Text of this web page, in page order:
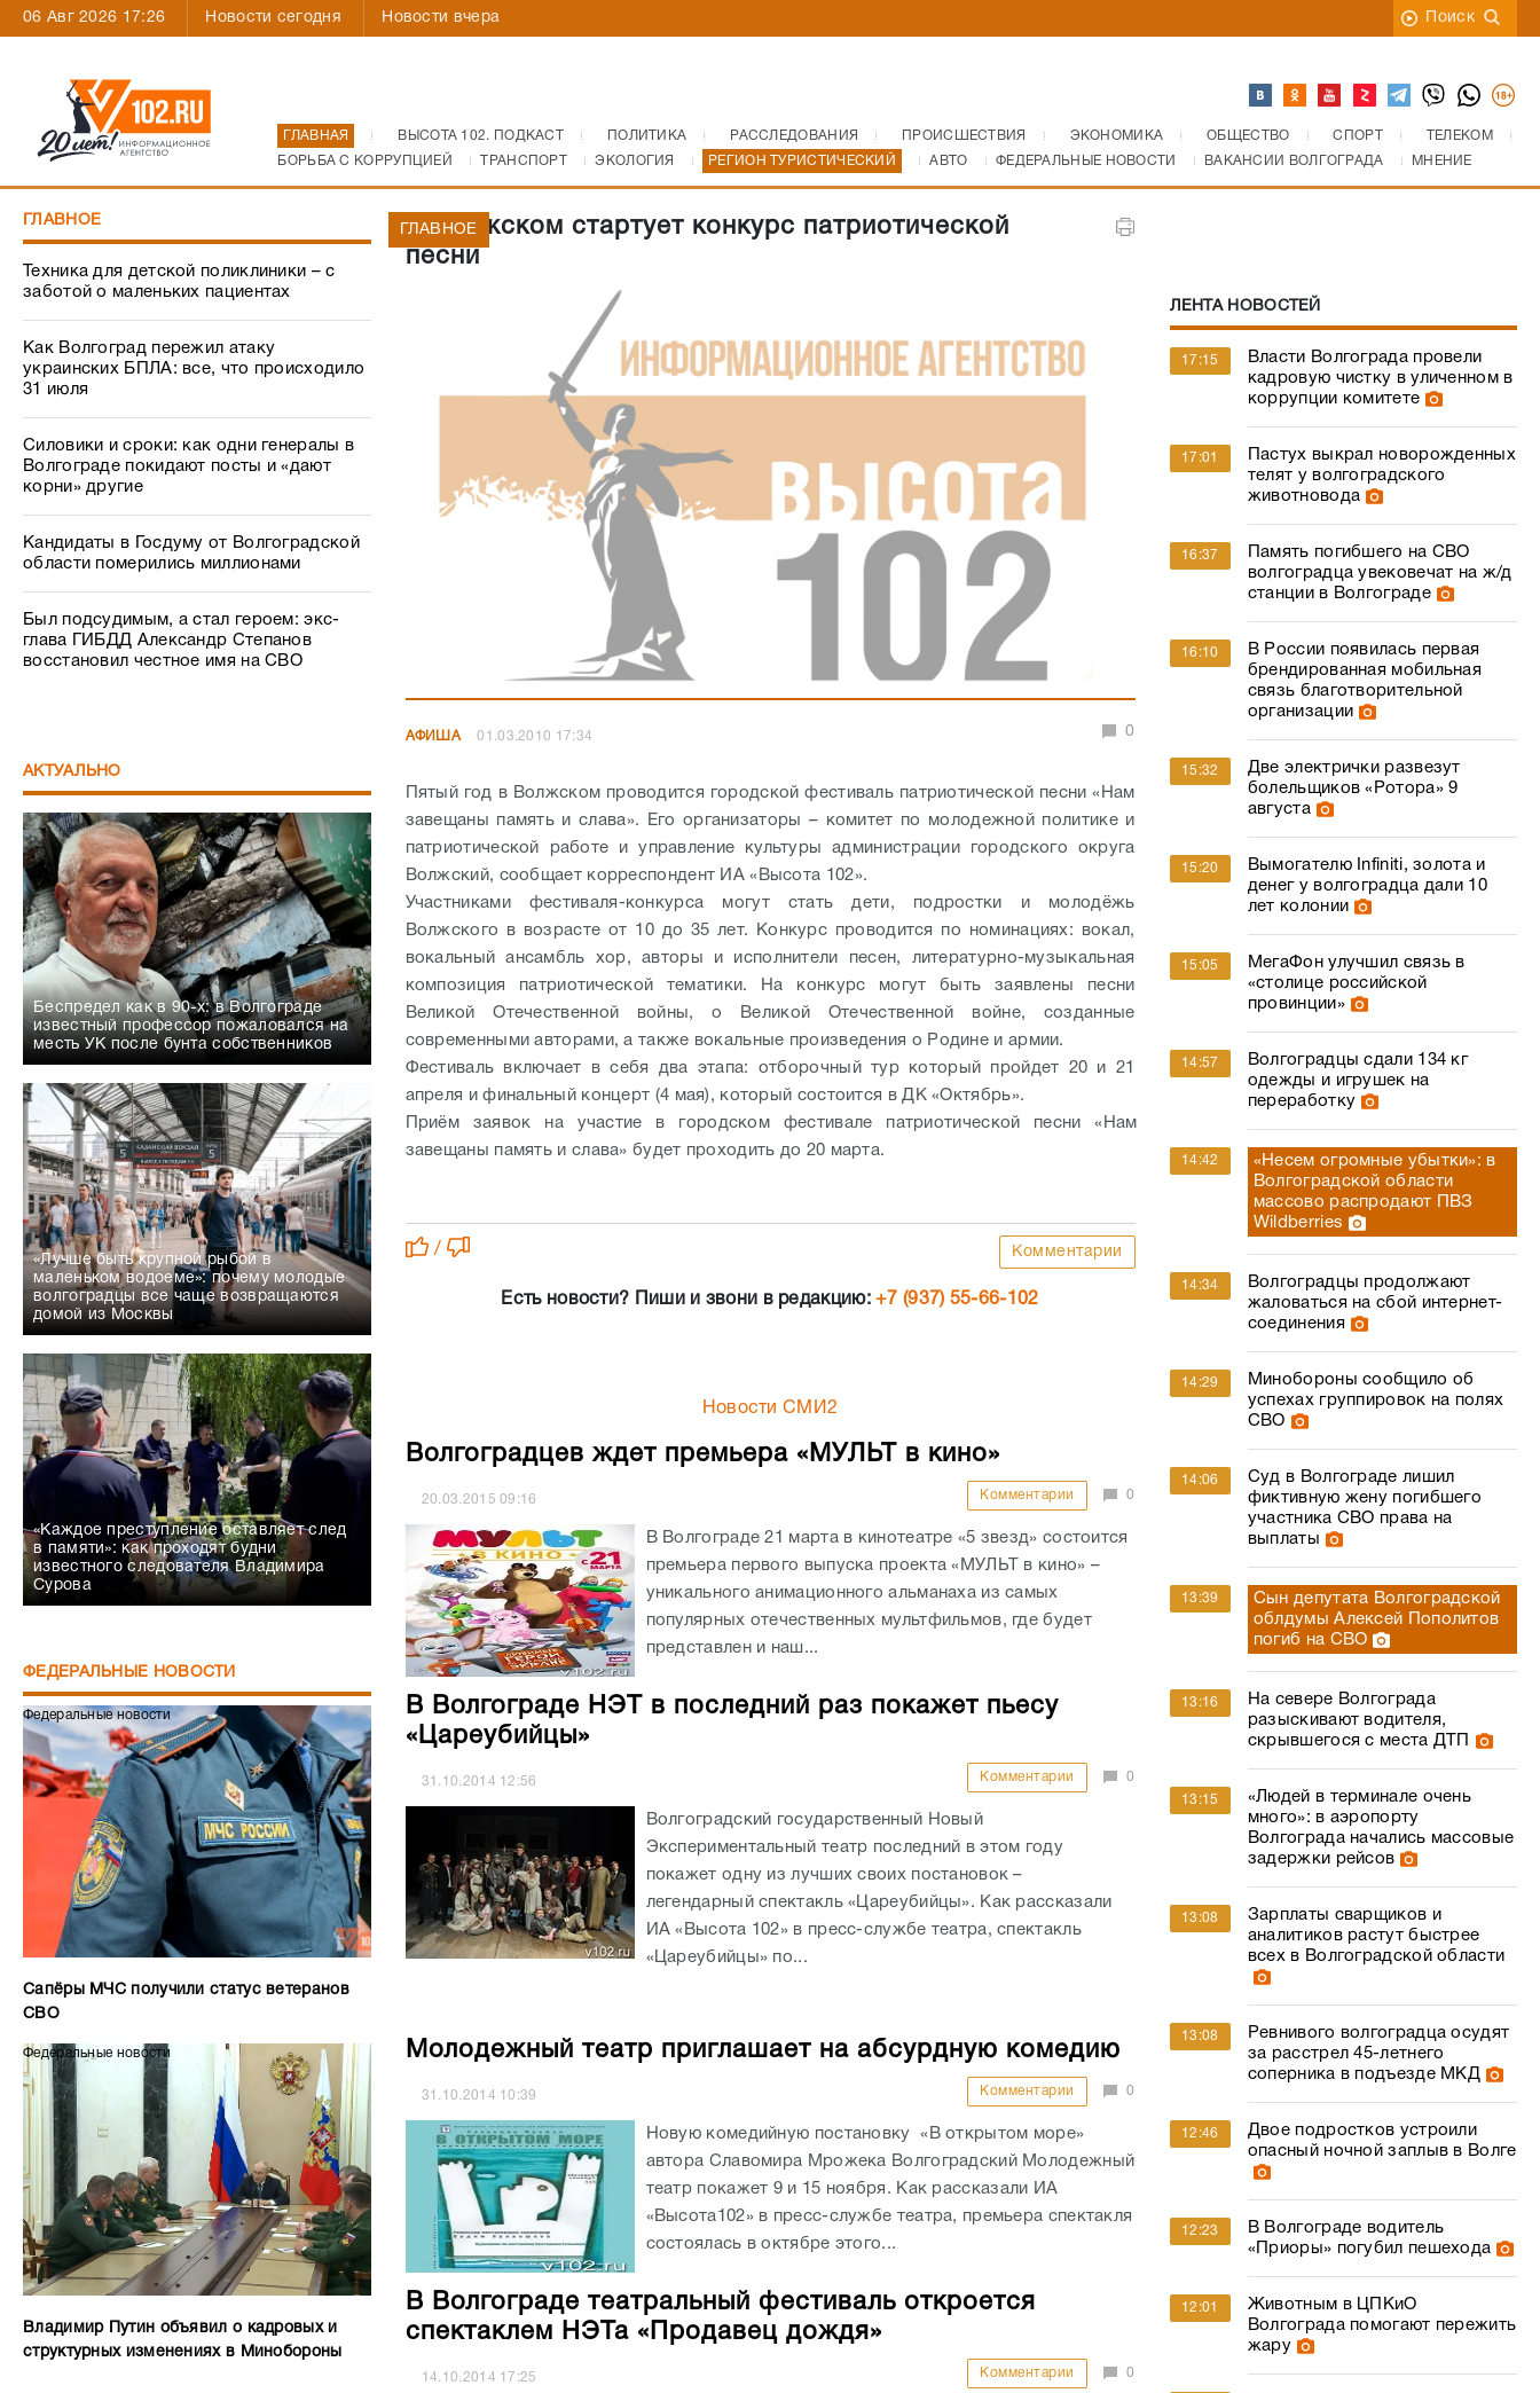
06 Авг 2026 17:26 Новости сегодня Новости вчера Поиск
ГЛАВНАЯ ВЫСОТА 102. ПОДКАСТ ПОЛИТИКА РАССЛЕДОВАНИЯ ПРОИСШЕСТВИЯ ЭКОНОМИКА ОБЩЕСТВО СПОРТ
ТЕЛЕКОМ
БОРЬБА С КОРРУПЦИЕЙ
ТРАНСПОРТ ЭКОЛОГИЯ РЕГИОН ТУРИСТИЧЕСКИЙ АВТО ФЕДЕРАЛЬНЫЕ НОВОСТИ ВАКАНСИИ ВОЛГОГРАДА МНЕНИЕ
ГЛАВНОЕ
Техника для детской поликлиники – с
заботой о маленьких пациентах
Как Волгоград пережил атаку
украинских БПЛА: все, что происходило
31 июля
Силовики и сроки: как одни генералы в
Волгограде покидают посты и «дают
корни» другие
Кандидаты в Госдуму от Волгоградской
области померились миллионами
Был подсудимым, а стал героем: экс-
глава ГИБДД Александр Степанов
восстановил честное имя на СВО
АКТУАЛЬНО
Беспредел как в 90-х: в Волгограде
известный профессор пожаловался на
месть УК после бунта собственников
«Лучше быть крупной рыбой в
маленьком водоеме»: почему молодые
волгоградцы все чаще возвращаются
домой из Москвы
«Каждое преступление оставляет след
в памяти»: как проходят будни
известного следователя Владимира
Сурова
ФЕДЕРАЛЬНЫЕ НОВОСТИ
Федеральные новости
Сапёры МЧС получили статус ветеранов
СВО
Федеральные новости
Владимир Путин объявил о кадровых и
структурных изменениях в Минобороны
В Волжском стартует конкурс патриотической
песни
ГЛАВНОЕ
АФИША 01.03.2010 17:34 0
Пятый год в Волжском проводится городской фестиваль патриотической песни «Нам
завещаны память и слава». Его организаторы – комитет по молодежной политике и
патриотической работе и управление культуры администрации городского округа
Волжский, сообщает корреспондент ИА «Высота 102».
Участниками фестиваля-конкурса могут стать дети, подростки и молодёжь
Волжского в возрасте от 10 до 35 лет. Конкурс проводится по номинациях: вокал,
вокальный ансамбль хор, авторы и исполнители песен, литературно-музыкальная
композиция патриотической тематики. На конкурс могут быть заявлены песни
Великой Отечественной войны, о Великой Отечественной войне, созданные
современными авторами, а также вокальные произведения о Родине и армии.
Фестиваль включает в себя два этапа: отборочный тур который пройдет 20 и 21
апреля и финальный концерт (4 мая), который состоится в ДК «Октябрь».
Приём заявок
на участие в
городском фестивале патриотической песни «Нам
завещаны память и слава» будет проходить до 20 марта.
/ Комментарии
Есть новости? Пиши и звони в редакцию:+7 (937) 55-66-102
Новости СМИ2
Волгоградцев ждет премьера «МУЛЬТ в кино»
20.03.201509:16 Комментарии 0
В Волгограде 21 марта в кинотеатре «5 звезд» состоится
премьера первого выпуска проекта «МУЛЬТ в кино» –
уникального анимационного альманаха из самых
популярных отечественных мультфильмов, где будет
представлен и наш...
В Волгограде НЭТ в последний раз покажет пьесу
«Цареубийцы»
31.10.2014 12:56 Комментарии 0
Волгоградский государственный Новый
Экспериментальный театр последний в этом году
покажет одну из лучших своих постановок –
легендарный спектакль «Цареубийцы». Как рассказали
ИА «Высота 102» в пресс-службе театра, спектакль
«Цареубийцы» по...
Молодежный театр приглашает на абсурдную комедию
31.10.2014 10:39 Комментарии 0
Новую комедийную постановку «В открытом море»
автора Славомира Мрожека Волгоградский Молодежный
театр покажет 9 и 15 ноября. Как рассказали ИА
«Высота102» в пресс-службе театра, премьера спектакля
состоялась в октябре этого...
В Волгограде театральный фестиваль откроется
спектаклем НЭТа «Продавец дождя»
14.10.2014 17:25 Комментарии 0
ЛЕНТА НОВОСТЕЙ
17:15
Власти Волгограда провели
кадровую чистку в уличенном в
коррупции комитете
17:01
Пастух выкрал новорожденных
телят у волгоградского
животновода
16:37
Память погибшего на СВО
волгоградца увековечат на ж/д
станции в Волгограде
16:10
В России появилась первая
брендированная мобильная
связь благотворительной
организации
15:32
Две электрички развезут
болельщиков «Ротора» 9
августа
15:20
Вымогателю Infiniti, золота и
денег у волгоградца дали 10
лет колонии
15:05
МегаФон улучшил связь в
«столице российской
провинции»
14:57
Волгоградцы сдали 134 кг
одежды и игрушек на
переработку
14:42
«Несем огромные убытки»: в
Волгоградской области
массово распродают ПВЗ
Wildberries
14:34
Волгоградцы продолжают
жаловаться на сбой интернет-
соединения
14:29
Минобороны сообщило об
успехах группировок на полях
СВО
14:06
Суд в Волгограде лишил
фиктивную жену погибшего
участника СВО права на
выплаты
13:39
Сын депутата Волгоградской
облдумы Алексей Пополитов
погиб на СВО
13:16
На севере Волгограда
разыскивают водителя,
скрывшегося с места ДТП
13:15
«Людей в терминале очень
много»: в аэропорту
Волгограда начались массовые
задержки рейсов
13:08
Зарплаты сварщиков и
аналитиков растут быстрее
всех в Волгоградской области
13:08
Ревнивого волгоградца осудят
за расстрел 45-летнего
соперника в подъезде МКД
12:46
Двое подростков устроили
опасный ночной заплыв в Волге
12:23
В Волгограде водитель
«Приоры» погубил пешехода
12:01
Животным в ЦПКиО
Волгограда помогают пережить
жару